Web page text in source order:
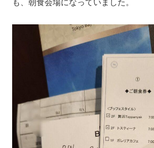
も、朝食会場になっていました。